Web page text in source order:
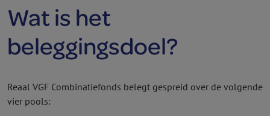
Wat is het
beleggingsdoel?
Reaal VGF Combinatie­fonds belegt gespreid over de volgende
vier pools: